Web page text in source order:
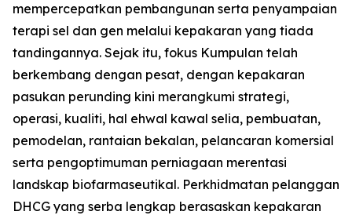
mempercepatkan pembangunan serta penyampaian
terapi sel dan gen melalui kepakaran yang tiada
tandingannya. Sejak itu, fokus Kumpulan telah
berkembang dengan pesat, dengan kepakaran
pasukan perunding kini merangkumi strategi,
operasi, kualiti, hal ehwal kawal selia, pembuatan,
pemodelan, rantaian bekalan, pelancaran komersial
serta pengoptimuman perniagaan merentasi
landskap biofarmaseutikal. Perkhidmatan pelanggan
DHCG yang serba lengkap berasaskan kepakaran